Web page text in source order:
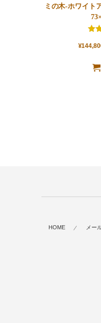
ミの木-ホワイト
5点
¥
HOME メー